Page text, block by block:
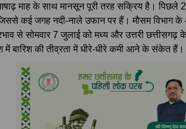
माह के साथ मानसून पूरी तरह सक्रिय है। पिछले
जिससे कई जगह नदी-नाले उफान पर हैं। मौसम
से सोमवार 7 जुलाई को मध्य और उत्तरी छत्तीसगढ़
में बारिश की तीव्रता में धीरे-धीरे कमी आने के संकेत हैं।